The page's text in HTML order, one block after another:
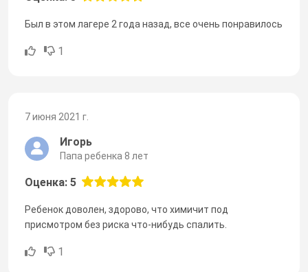
Был в этом лагере 2 года назад, все очень понравилось
1
7 июня 2021 г.
Игорь
Папа ребенка 8 лет
Оценка: 5
Ребенок доволен, здорово, что химичит под
присмотром без риска что-нибудь спалить.
1